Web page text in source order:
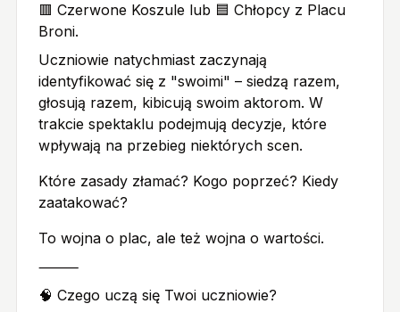
🟥 Czerwone Koszule lub 🟦 Chłopcy z Placu
Broni.
Uczniowie natychmiast zaczynają
identyfikować się z "swoimi" – siedzą razem,
głosują razem, kibicują swoim aktorom. W
trakcie spektaklu podejmują decyzje, które
wpływają na przebieg niektórych scen.
Które zasady złamać? Kogo poprzeć? Kiedy
zaatakować?
To wojna o plac, ale też wojna o wartości.
⸻
🧠 Czego uczą się Twoi uczniowie?